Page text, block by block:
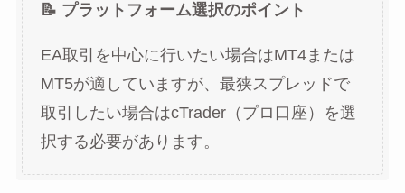
📝 プラットフォーム選択のポイント
EA取引を中心に行いたい場合はMT4または
MT5が適していますが、最狭スプレッドで
取引したい場合はcTrader（プロ口座）を選
択する必要があります。